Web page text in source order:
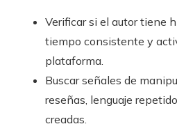
Verificar si el autor tiene
tiempo consistente y
plataforma.
Buscar señales de
reseñas, lenguaje
creadas.